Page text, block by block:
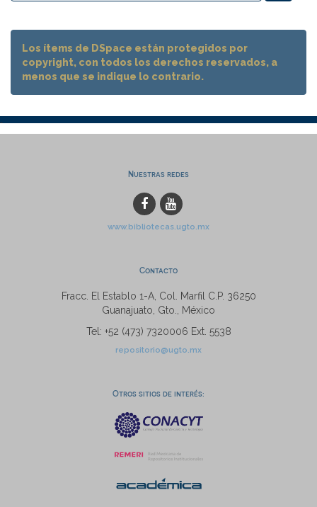
Los ítems de DSpace están protegidos por
copyright, con todos los derechos reservados, a
menos que se indique lo contrario.
Nuestras redes
www.bibliotecas.ugto.mx
Contacto
Fracc. El Establo 1-A, Col. Marfil C.P. 36250
Guanajuato, Gto., México
Tel: +52 (473) 7320006 Ext. 5538
repositorio@ugto.mx
Otros sitios de interés: